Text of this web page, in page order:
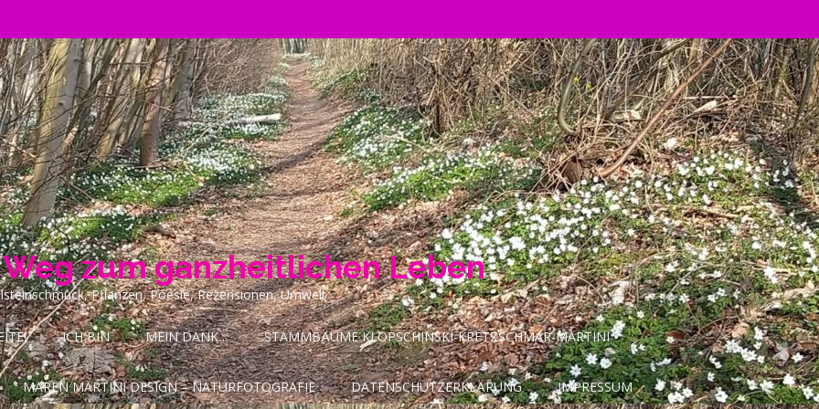
zum ganzheitlichen Leben
Pflanzen, Poesie, Rezensionen, Umwelt
ICH BIN MEIN DANK… STAMMBÄUME KLOPSCHINSKI-KRETZSCHMAR-MARTINI
MAREN MARTINI DESIGN – NATURFOTOGRAFIE DATENSCHUTZERKLÄRUNG IMPRESSUM